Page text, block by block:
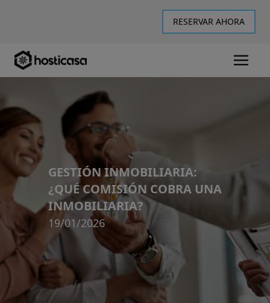
RESERVAR AHORA
GESTIÓN INMOBILIARIA:
¿QUÉ COMISIÓN COBRA UNA
INMOBILIARIA?
19/01/2026